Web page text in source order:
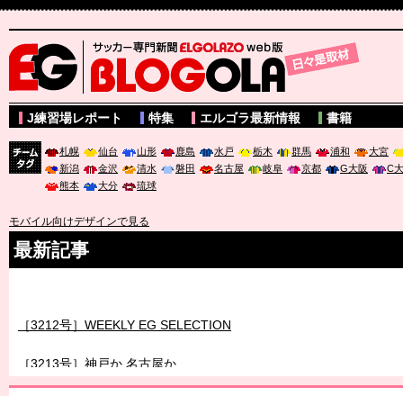
サッカー専門新聞ELGOLAZO web版 BLOGOLA
J練習場レポート 特集 エルゴラ最新情報 書籍
札幌 仙台 山形 鹿島 水戸 栃木 群馬 浦和
大宮
新潟
金沢 清水 磐田 名古屋 岐阜 京都 G大阪
C
熊本
大分 琉球
モバイル向けデザインで見る
最新記事
［3212号］WEEKLY EG SELECTION
［3213号］神戸か 名古屋か